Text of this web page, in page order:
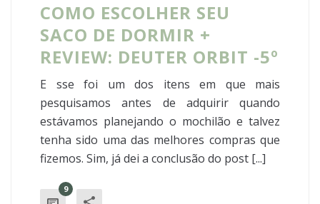
COMO ESCOLHER SEU
SACO DE DORMIR +
REVIEW: DEUTER ORBIT -5º
E sse foi um dos itens em que mais
pesquisamos antes de adquirir quando
estávamos planejando o mochilão e talvez
tenha sido uma das melhores compras que
fizemos. Sim, já dei a conclusão do post [...]
9